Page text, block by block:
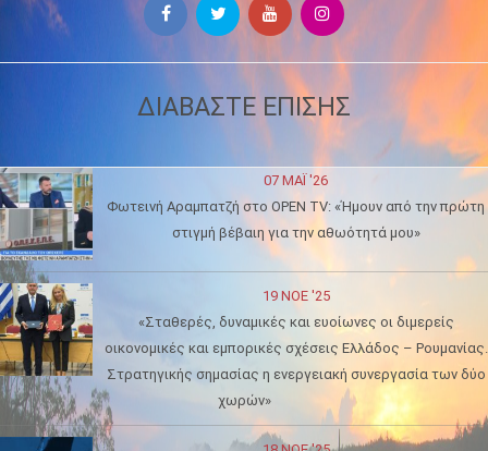
ΔΙΑΒΑΣΤΕ ΕΠΙΣΗΣ
07 ΜΑΪ́ '26
Φωτεινή Αραμπατζή στο OPEN TV: «Ήμουν από την πρώτη
στιγμή βέβαιη για την αθωότητά μου»
19 ΝΟΈ '25
«Σταθερές, δυναμικές και ευοίωνες οι διμερείς
οικονομικές και εμπορικές σχέσεις Ελλάδος – Ρουμανίας.
Στρατηγικής σημασίας η ενεργειακή συνεργασία των δύο
χωρών»